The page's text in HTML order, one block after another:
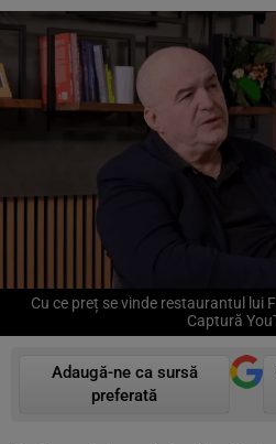
Cu ce preț se vinde restaurantul lui
Captură
Adaugă-ne ca sursă
preferată